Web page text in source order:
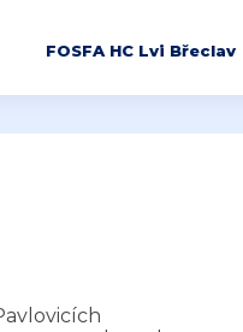
FOSFA HC Lvi Břeclav